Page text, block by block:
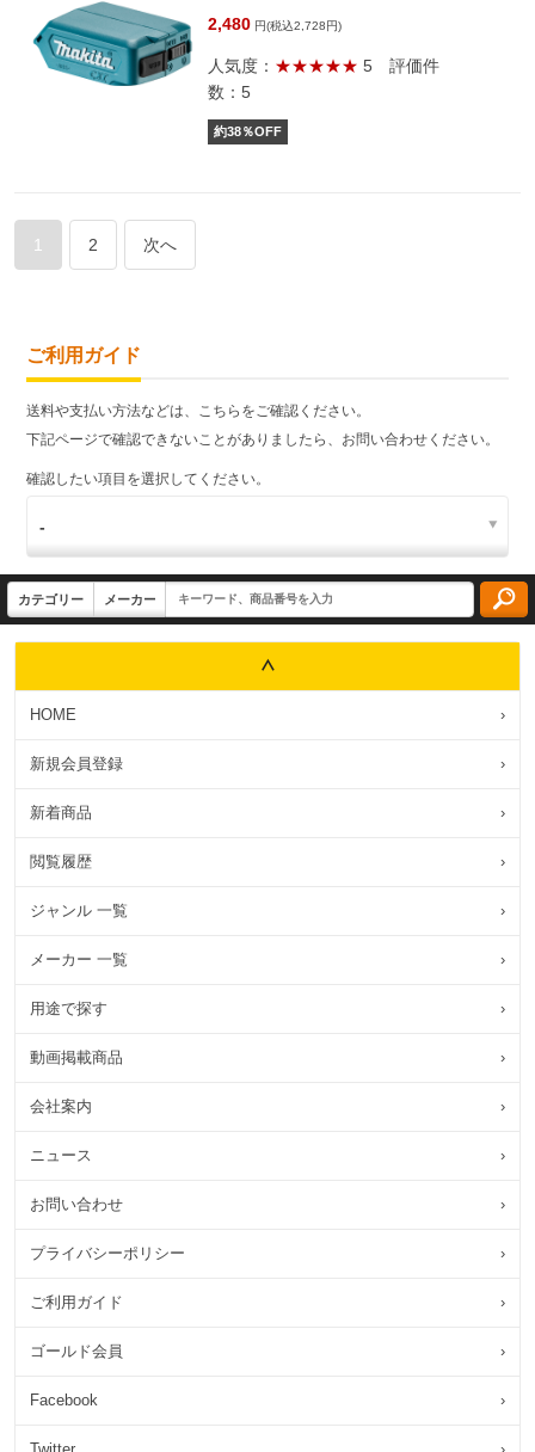
2,480 円(税込2,728円)
人気度： ★★★★★ 5 評価件
数：5
約38％OFF
1 2 次へ
ご利用ガイド
送料や支払い方法などは、こちらをご確認ください。
下記ページで確認できないことがありましたら、お問い合わせください。
確認したい項目を選択してください。
HOME ›
新規会員登録 ›
新着商品 ›
閲覧履歴 ›
ジャンル 一覧 ›
メーカー 一覧 ›
用途で探す ›
動画掲載商品 ›
会社案内 ›
ニュース ›
お問い合わせ ›
プライバシーポリシー ›
ご利用ガイド ›
ゴールド会員 ›
Facebook ›